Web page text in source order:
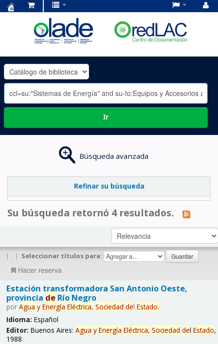
OLADE
-
Ir
Búsqueda avanzada
Refinar su búsqueda
Su búsqueda retornó 4 resultados.
| | Seleccionar títulos para:
Hacer reserva
Estación transformadora San Antonio Oeste,
provincia deRío Negro
por Agua y Energía Eléctrica, Sociedad del Estado.
Idioma: Español
Editor: Buenos Aires: Agua y Energía Eléctrica, Sociedad del Estado,
1988